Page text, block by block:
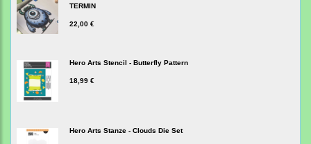
TERMIN
22,00 €
Hero Arts Stencil - Butterfly Pattern
18,99 €
Hero Arts Stanze - Clouds Die Set